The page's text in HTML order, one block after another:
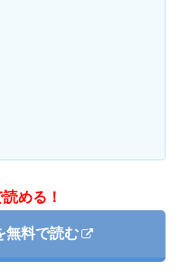
める！
無料で読む